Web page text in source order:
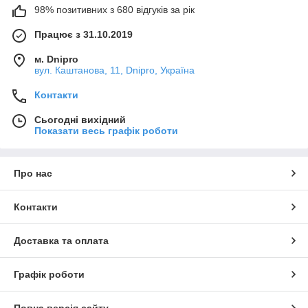
98% позитивних з 680 відгуків за рік
Працює з 31.10.2019
м. Dnipro
вул. Каштанова, 11, Dnipro, Україна
Контакти
Сьогодні вихідний
Показати весь графік роботи
Про нас
Контакти
Доставка та оплата
Графік роботи